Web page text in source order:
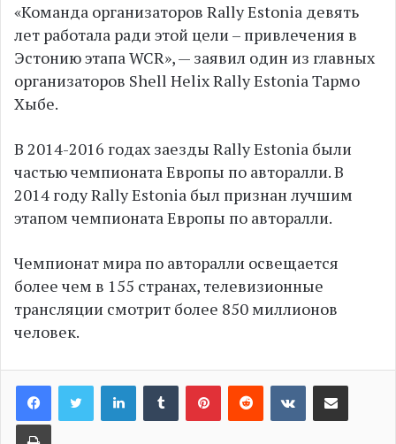
«Команда организаторов Rally Estonia девять
лет работала ради этой цели – привлечения в
Эстонию этапа WCR», — заявил один из главных
организаторов Shell Helix Rally Estonia Тармо
Хыбе.
В 2014-2016 годах заезды Rally Estonia были
частью чемпионата Европы по авторалли. В
2014 году Rally Estonia был признан лучшим
этапом чемпионата Европы по авторалли.
Чемпионат мира по авторалли освещается
более чем в 155 странах, телевизионные
трансляции смотрит более 850 миллионов
человек.
LinkedInTumblrPinterest
RedditVKontakte
Share via Email
Print